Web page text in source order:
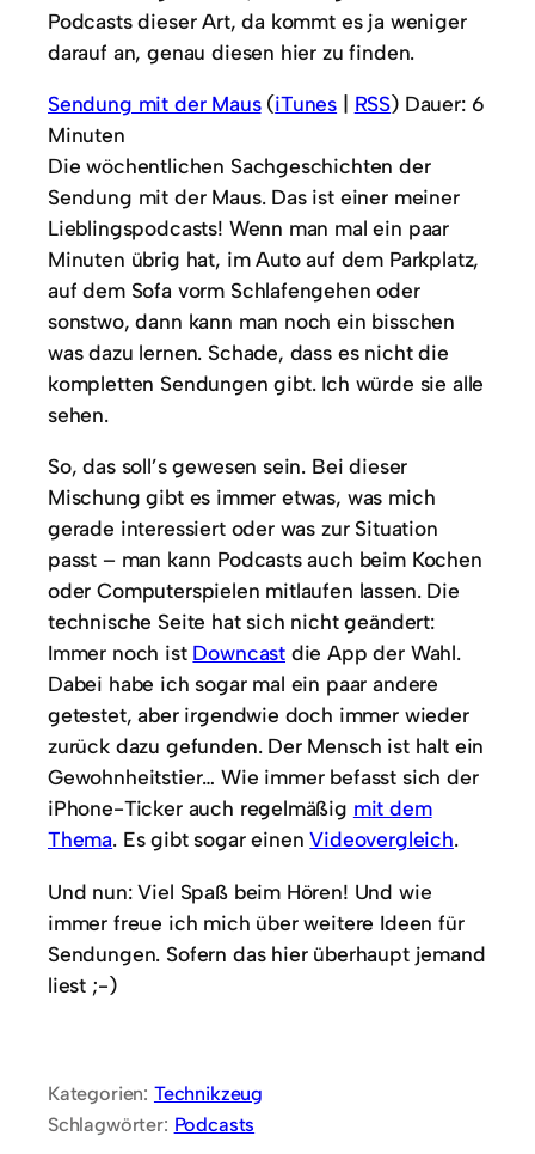
Podcasts dieser Art, da kommt es ja weniger
darauf an, genau diesen hier zu finden.
Sendung mit der Maus(iTunes RSS) Dauer: 6
Minuten
Die wöchentlichen Sachgeschichten der
Sendung mit der Maus. Das ist einer meiner
Lieblingspodcasts! Wenn man mal ein paar
Minuten übrig hat, im Auto auf dem Parkplatz,
auf dem Sofa vorm Schlafengehen oder
sonstwo, dann kann man noch ein bisschen
was dazu lernen. Schade, dass es nicht die
kompletten Sendungen gibt. Ich würde sie alle
sehen.
So, das soll’s gewesen sein. Bei dieser
Mischung gibt es immer etwas, was mich
gerade interessiert oder was zur Situation
passt – man kann Podcasts auch beim Kochen
oder Computerspielen mitlaufen lassen. Die
technische Seite hat sich nicht geändert:
Immer noch ist Downcast die App der Wahl.
Dabei habe ich sogar mal ein paar andere
getestet, aber irgendwie doch immer wieder
zurück dazu gefunden. Der Mensch ist halt ein
Gewohnheitstier… Wie immer befasst sich der
iPhone-Ticker auch regelmäßig mit dem
Thema. Es gibt sogar einenVideovergleich.
Und nun: Viel Spaß beim Hören! Und wie
immer freue ich mich über weitere Ideen für
Sendungen. Sofern das hier überhaupt jemand
liest ;-)
Kategorien: Technikzeug
Schlagwörter: Podcasts